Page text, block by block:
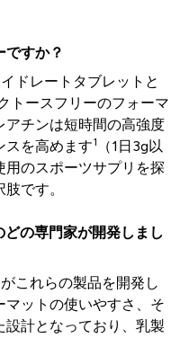
ですか？
ドレートタブレットと
トースフリーのフォーマ
アチンは短時間の高強度
スを高めます1
（1日3g以
用のスポーツサプリを探
です。
の専門家が開発しまし
これらの製品を開発し
ットの使いやすさ、そ
設計となっており、乳製